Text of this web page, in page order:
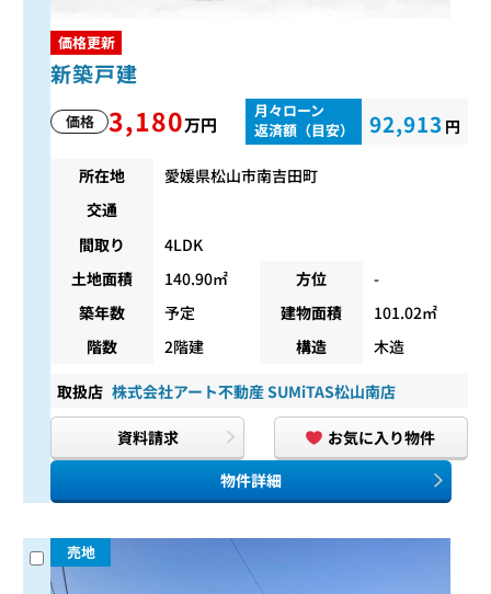
価格更新
新築戸建
価格 3,180万円
月々ローン
返済額（目安）
92,913 円
所在地
愛媛県松山市南吉田町
交通
間取り
4LDK
土地面積
140.90㎡ 方位
-
築年数
予定 建物面積
101.02㎡
階数
2階建 構造 木造
取扱店 株式会社アート不動産 SUMiTAS松山南店
資料請求
お気に入り物件
物件詳細
売地